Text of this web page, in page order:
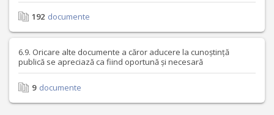
192 documente
6.9. Oricare alte documente a căror aducere la cunoștință
publică se apreciază ca fiind oportună și necesară
9 documente